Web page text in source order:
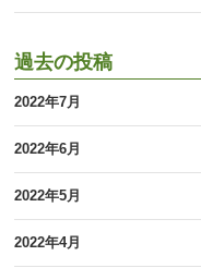
過去の投稿
2022年7月
2022年6月
2022年5月
2022年4月